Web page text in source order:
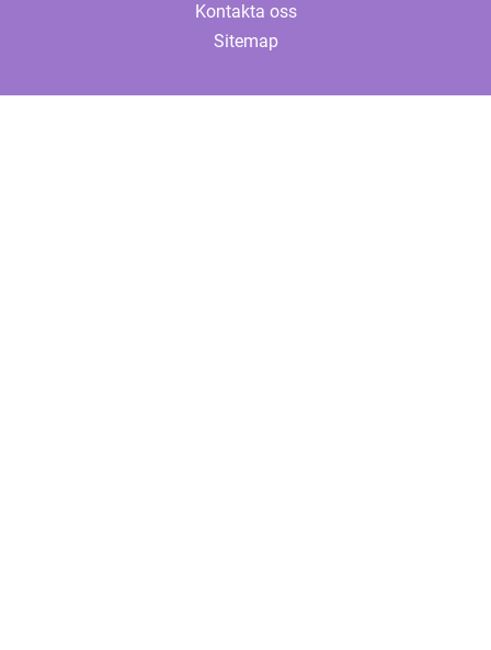
Kontakta oss
Sitemap